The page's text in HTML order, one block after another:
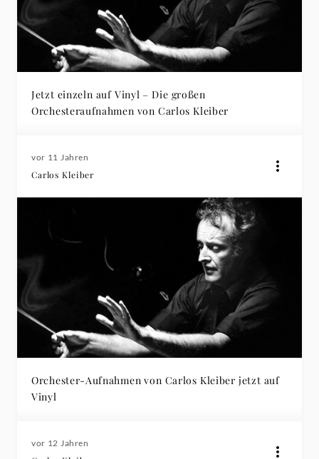
Jetzt einzeln auf Vinyl – Die großen
Orchesteraufnahmen von Carlos Kleiber
vor 11 Jahren
Carlos Kleiber
Orchester-Aufnahmen von Carlos Kleiber jetzt auf
Vinyl
vor 12 Jahren